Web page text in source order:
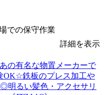
での保守作業
詳細を表示